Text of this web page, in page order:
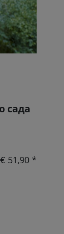
сада
€ 51,90 *